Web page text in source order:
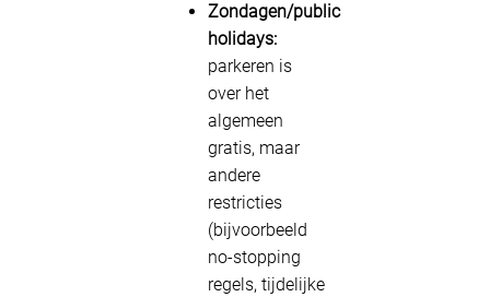
Zondagen/public
holidays:
parkeren is
over het
algemeen
gratis, maar
andere
restricties
(bijvoorbeeld
no-stopping
regels, tijdelijke